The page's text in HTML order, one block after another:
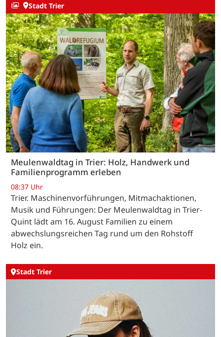
Stadt Trier
Meulenwaldtag in Trier: Holz, Handwerk und
Familienprogramm erleben
08:37 Uhr
Trier. Maschinenvorführungen, Mitmachaktionen,
Musik und Führungen: Der Meulenwaldtag in Trier-
Quint lädt am 16. August Familien zu einem
abwechslungsreichen Tag rund um den Rohstoff
Holz ein.
Stadt Trier